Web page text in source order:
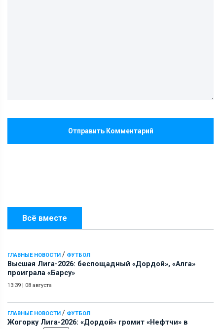
Всё вместе
ГЛАВНЫЕ НОВОСТИ / ФУТБОЛ
Высшая Лига-2026: беспощадный «Дордой», «Алга»
проиграла «Барсу»
13:39 | 08 августа
ГЛАВНЫЕ НОВОСТИ / ФУТБОЛ
Жогорку Лига-2026: «Дордой» громит «Нефтчи» в
Отправить Комментарий